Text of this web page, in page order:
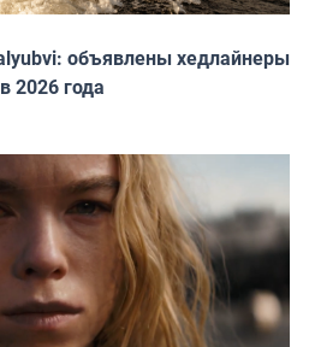
объявлены хедлайнеры
2026 года